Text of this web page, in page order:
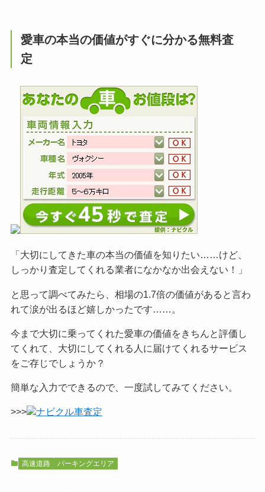
愛車の本当の価値がすぐに分かる無料査
定
「大切にしてきた車の本当の価値を知りたい……けど、
しっかり査定してくれる業者になかなか出会えない！」
と思って調べてみたら、相場の1.7倍の価値があると言わ
れて涙が出るほど嬉しかったです……。
今まで大切に乗ってくれた愛車の価値をきちんと評価し
てくれて、大切にしてくれる人に届けてくれるサービス
をご存じでしょうか？
簡単な入力でできるので、一度試してみてください。
>>> ナビクル車査定
高速道路 パーキングエリア